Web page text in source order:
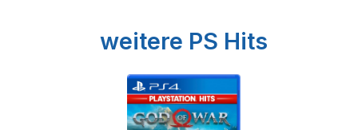
Produktgalerie überspringen
weitere PS Hits